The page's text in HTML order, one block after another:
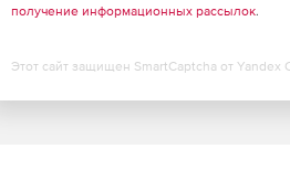
данных) для мобильных
получение информационных рассылок.
Этот сайт защищен SmartCaptcha от Yandex